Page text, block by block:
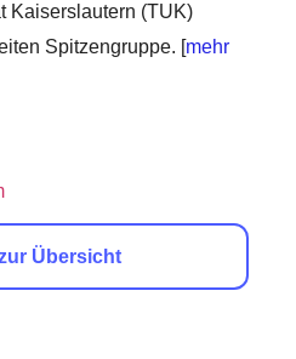
Kaiserslautern (TUK)
Spitzengruppe. [mehr
Übersicht